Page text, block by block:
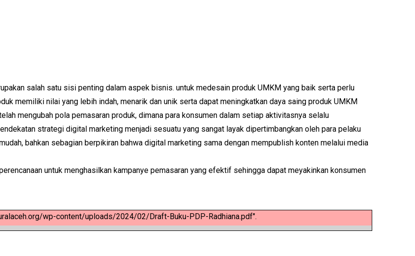
salah satu sisi penting dalam aspek bisnis. untuk medesain produk UMKM yang baik serta perlu
memiliki nilai yang lebih indah, menarik dan unik serta dapat meningkatkan daya saing produk UMKM
mengubah pola pemasaran produk, dimana para konsumen dalam setiap aktivitasnya selalu
strategi digital marketing menjadi sesuatu yang sangat layak dipertimbangkan oleh para pelaku
bahkan sebagian berpikiran bahwa digital marketing sama dengan mempublish konten melalui media
untuk menghasilkan kampanye pemasaran yang efektif sehingga dapat meyakinkan konsumen
wp-content/uploads/2024/02/Draft-Buku-PDP-Radhiana.pdf".